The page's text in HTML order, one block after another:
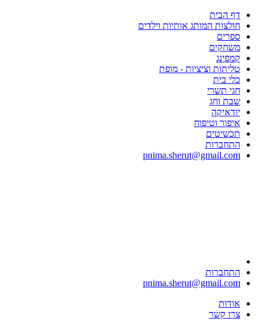
דף הבית
חולצות המותג אותיות וילדים
ספרים
משחקים
קמפינג
טליתות וציציות - מופת
כלי בית
חגי תשרי
שבת וחג
יודאיקה
איפור וטיפוח
תכשיטים
התחברות
pnima.sherut@gmail.com
התחברות
pnima.sherut@gmail.com
אודות
צרו קשר